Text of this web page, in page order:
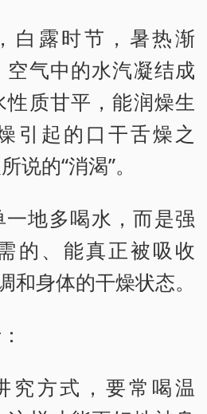
白露时节，暑热渐
气中的水汽凝结成
质甘平，能润燥生
引起的口干舌燥之
说的“消渴”。
地多喝水，而是强
的、能真正被吸收
和身体的干燥状态。
究方式，要常喝温